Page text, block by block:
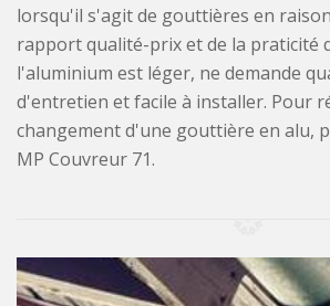
lorsqu'il s'agit de gouttières en
rapport qualité-prix et de la praticité
l'aluminium est léger, ne demande
d'entretien et facile à installer. Pour
changement d'une gouttière en alu,
MP Couvreur 71.